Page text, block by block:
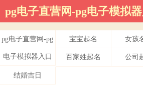
pg电子直营网-pg电子模拟
pg电子直营网-pg
电子模拟器入口
宝宝起名 女孩
百家姓起名 公司
结婚吉日